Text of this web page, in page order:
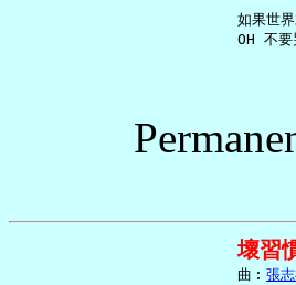
如果世界
壞習
     曲︰
張